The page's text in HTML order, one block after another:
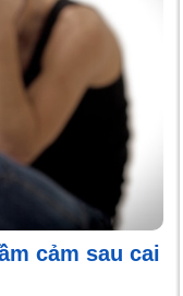
cảm sau cai